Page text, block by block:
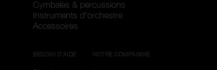
Cymbales & percussions
Instruments d'orchestre
Accessoires
BESOIN D'AIDE NOTRE COMPAGNIE